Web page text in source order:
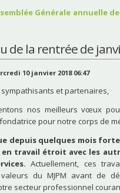
Générale annuelle
de la rentrée de
10 janvier 2018 06:47
et partenaires,
nos meilleurs vœux
pour notre corps de
depuis quelques mois
travail étroit avec les
Actuellement, ces
du MJPM avant de
secteur professionnel